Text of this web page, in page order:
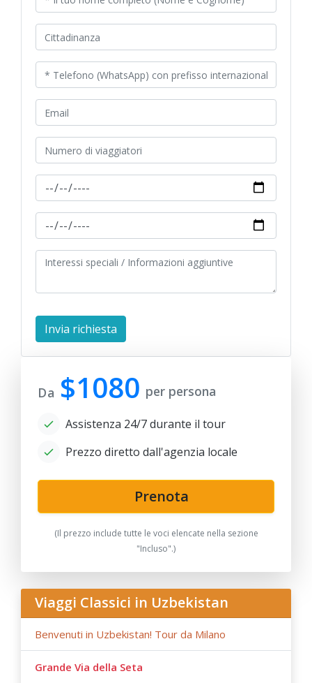
Da $1080 per persona
Assistenza 24/7 durante il tour
Prezzo diretto dall'agenzia locale
Prenota
(Il prezzo include tutte le voci elencate nella sezione
"Incluso".)
Viaggi Classici in Uzbekistan
Benvenuti in Uzbekistan! Tour da Milano
Grande Via della Seta